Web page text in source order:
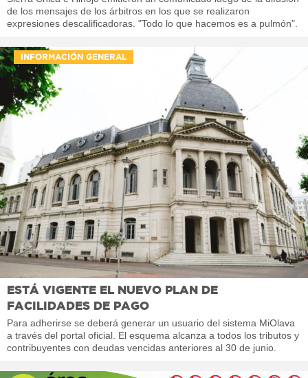
de los mensajes de los árbitros en los que se realizaron
expresiones descalificadoras. "Todo lo que hacemos es a pulmón".
INFORMACIÓN GENERAL
ESTÁ VIGENTE EL NUEVO PLAN DE
FACILIDADES DE PAGO
Para adherirse se deberá generar un usuario del sistema MiOlava
a través del portal oficial. El esquema alcanza a todos los tributos y
contribuyentes con deudas vencidas anteriores al 30 de junio.